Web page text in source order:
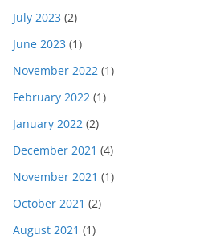
July 2023 (2)
June 2023 (1)
November 2022 (1)
February 2022 (1)
January 2022 (2)
December 2021 (4)
November 2021 (1)
October 2021 (2)
August 2021 (1)